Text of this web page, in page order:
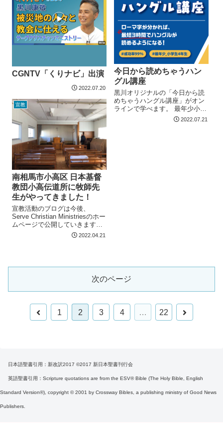
今日から読めちゃうハン
グル講座
黒川オリジナルの「今日から読
めちゃうハングル講座」がオン
ラインで学べます。 最年少小学
4年生が3時間でハングルを読め
2022.07.21
CGNTV「くりナビ」出演
2022.07.20
宣教
南相馬市小高区 日本基督
教団小高伝道所に牧師先
生がやってきました！
宣教活動のブログは今後、
Serve Christian Ministriesのホー
ムページで公開していきます。
2022.04.21
次のページ
前
1 2 3 4 … 22
次
日本語聖書引用：新改訳2017 ©2017 新日本聖書刊行会
英語聖書引用：Scripture quotations are from the ESV® Bible (The Holy Bible, English
Standard Version®), copyright © 2001 by Crossway Bibles, a publishing ministry of Good News
Publishers.